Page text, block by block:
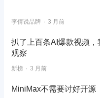
李倩说品牌 3 月前
扒了上百条AI爆款视频，
观察
新榜 3 月前
MiniMax不需要讨好开源